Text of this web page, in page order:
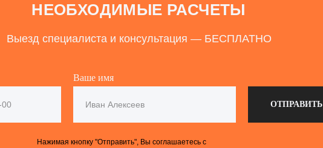
Выезд специалиста и консультация — БЕСПЛАТНО
НЕОБХОДИМЫЕ РАСЧЕТЫ
Ваше имя
ОТПРАВИТЬ
Нажимая кнопку "Отправить", Вы соглашаетесь с